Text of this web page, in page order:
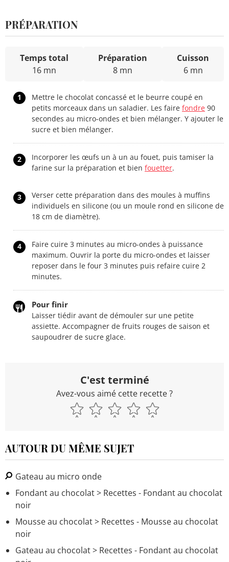
PRÉPARATION
Temps total
16 mn
Préparation
8 mn
Cuisson
6 mn
1
Mettre le chocolat concassé et le beurre coupé en
petits morceaux dans un saladier. Les faire fondre 90
secondes au micro-ondes et bien mélanger. Y ajouter le
sucre et bien mélanger.
2
Incorporer les œufs un à un au fouet, puis tamiser la
farine sur la préparation et bien fouetter.
3
Verser cette préparation dans des moules à muffins
individuels en silicone (ou un moule rond en silicone de
18 cm de diamètre).
4
Faire cuire 3 minutes au micro-ondes à puissance
maximum. Ouvrir la porte du micro-ondes et laisser
reposer dans le four 3 minutes puis refaire cuire 2
minutes.
Pour finir
Laisser tiédir avant de démouler sur une petite
assiette. Accompagner de fruits rouges de saison et
saupoudrer de sucre glace.
C'est terminé
Avez-vous aimé cette recette ?
AUTOUR DU MÊME SUJET
Gateau au micro onde
Fondant au chocolat> Recettes - Fondant au chocolat
noir
Mousse au chocolat> Recettes - Mousse au chocolat
noir
Gateau au chocolat> Recettes - Fondant au chocolat